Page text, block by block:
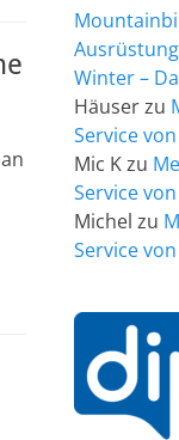
Winter –
Häuserzu
Service
Mic Kzu
Service
Michel zu
Service